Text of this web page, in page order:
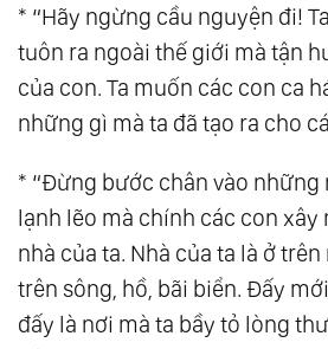
Nguyên - Con Đường Trung
25.Tam Nguyên: Nguyên
Máy Thiên Cơ
26.Tam Nguyên: Não Lượng
Nguồn Trí Tuệ
27.Tam Nguyên: Tim Lượng
Bắt Đầu
28.Tam Nguyên: Ý Thức -
Tin
* “Hãy ngừng cầu nguyện đi!
tuôn ra ngoài thế giới mà tận
của con. Ta muốn các con ca
những gì mà ta đã tạo ra cho
* “Đừng bước chân vào những
lạnh lẽo mà chính các con xây
nhà của ta. Nhà của ta là ở
trên sông, hồ, bãi biển. Đấy
đấy là nơi mà ta bầy tỏ lòng